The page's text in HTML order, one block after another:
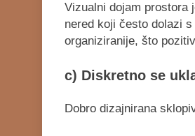
Vizualni dojam prostora
nered koji često dolazi
organiziranije, što
c) Diskretno se
Dobro dizajnirana